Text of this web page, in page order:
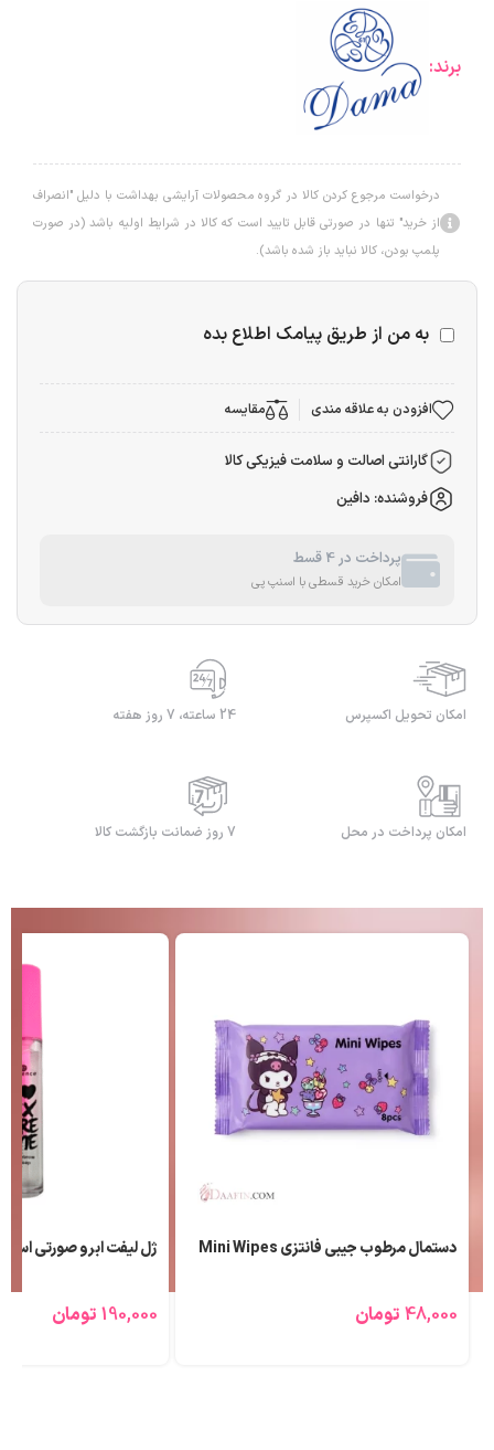
برند:
درخواست مرجوع کردن کالا در گروه محصولات آرایشی بهداشت با دلیل "انصراف
از خرید" تنها در صورتی قابل تایید است که کالا در شرایط اولیه باشد (در صورت
پلمپ بودن، کالا نباید باز شده باشد).
به من از طریق پیامک اطلاع بده
افزودن به علاقه مندی مقایسه
گارانتی اصالت و سلامت فیزیکی کالا
فروشنده: دافین
پرداخت در 4 قسط
امکان خرید قسطی با اسنپ پی
امکان تحویل اکسپرس 24 ساعته، 7 روز هفته
امکان پرداخت در محل 7 روز ضمانت بازگشت کالا
دستمال مرطوب جیبی فانتزی Mini Wipes
48,000 تومان
ژل لیفت ابرو صورتی
190,000 تومان